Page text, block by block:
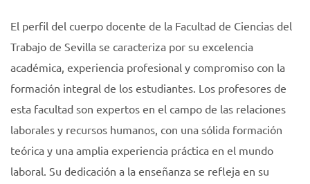
El perfil del cuerpo docente de la Facultad de Ciencias del
Trabajo de Sevilla se caracteriza por su excelencia
académica, experiencia profesional y compromiso con la
formación integral de los estudiantes. Los profesores de
esta facultad son expertos en el campo de las relaciones
laborales y recursos humanos, con una sólida formación
teórica y una amplia experiencia práctica en el mundo
laboral. Su dedicación a la enseñanza se refleja en su